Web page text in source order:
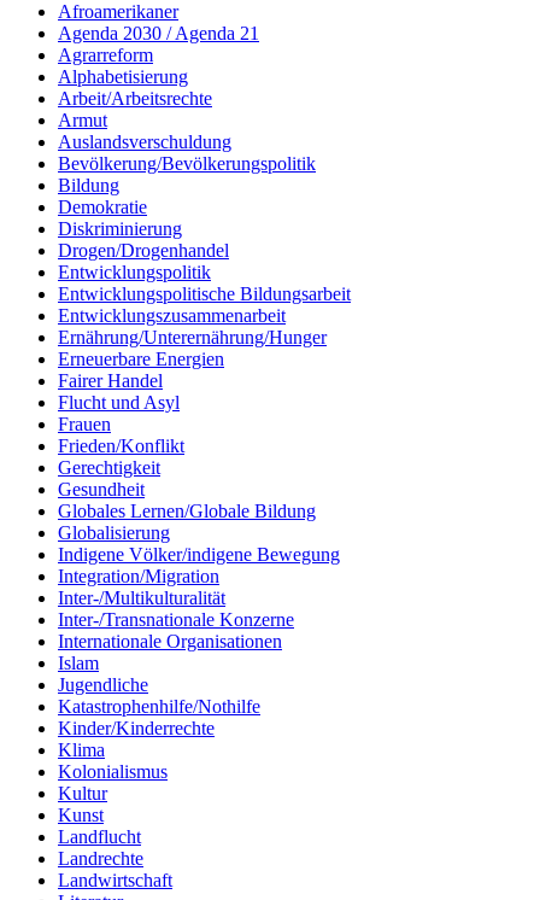
Afroamerikaner
Agenda 2030 / Agenda 21
Agrarreform
Alphabetisierung
Arbeit/Arbeitsrechte
Armut
Auslandsverschuldung
Bevölkerung/Bevölkerungspolitik
Bildung
Demokratie
Diskriminierung
Drogen/Drogenhandel
Entwicklungspolitik
Entwicklungspolitische Bildungsarbeit
Entwicklungszusammenarbeit
Ernährung/Unterernährung/Hunger
Erneuerbare Energien
Fairer Handel
Flucht und Asyl
Frauen
Frieden/Konflikt
Gerechtigkeit
Gesundheit
Globales Lernen/Globale Bildung
Globalisierung
Indigene Völker/indigene Bewegung
Integration/Migration
Inter-/Multikulturalität
Inter-/Transnationale Konzerne
Internationale Organisationen
Islam
Jugendliche
Katastrophenhilfe/Nothilfe
Kinder/Kinderrechte
Klima
Kolonialismus
Kultur
Kunst
Landflucht
Landrechte
Landwirtschaft